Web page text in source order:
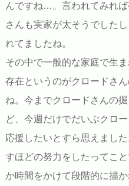
んですね…。言われてみれ
さんも実家が太そうでした
れてましたね。
その中で一般的な家庭で生
存在というのがクロードさ
ね。今までクロードさんの
ど、今週だけでだいぶクロ
応援したいとすら思えまし
すほどの努力をしたってこ
か時間をかけて段階的に描